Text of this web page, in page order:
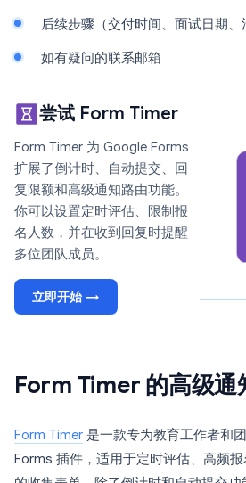
后续步骤（交付时间、面试日期、
如有疑问的联系邮箱
尝试 Form Timer
Form Timer 为 Google Forms
扩展了倒计时、自动提交、回
复限额和高级通知路由功能。
你可以设置定时评估、限制报
名人数，并在收到回复时提醒
多位团队成员。
立即开始 →
Form Timer 的高级通
Form Timer 是一款专为教育工作者和
Forms 插件，适用于定时评估、高频